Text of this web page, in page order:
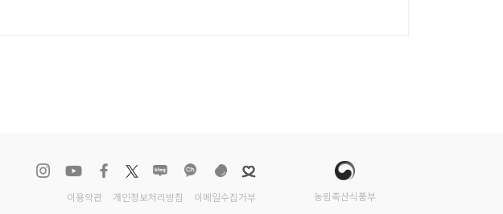
이용약관 개인정보처리방침 이메일수집거부 농림축산식품부